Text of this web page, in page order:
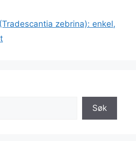
zebrina): enkel,
Søk